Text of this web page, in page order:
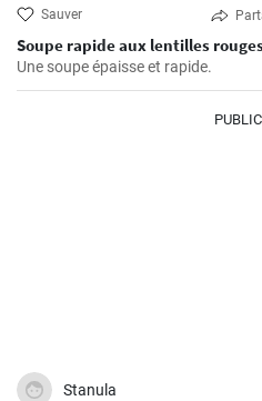
Sauver
Soupe rapide aux lentilles
Une soupe épaisse et rapide.
Stanula